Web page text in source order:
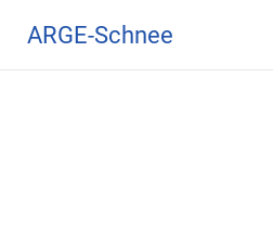
Inhalt
springen
ARGE-Schnee